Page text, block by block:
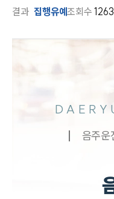
결과 집행유예조회수1263
음주운